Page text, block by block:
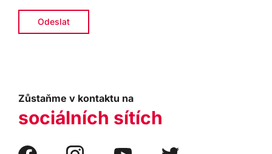
Zůstaňme v kontaktu na
sociálních sítích